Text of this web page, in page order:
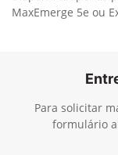
Os ajustes de